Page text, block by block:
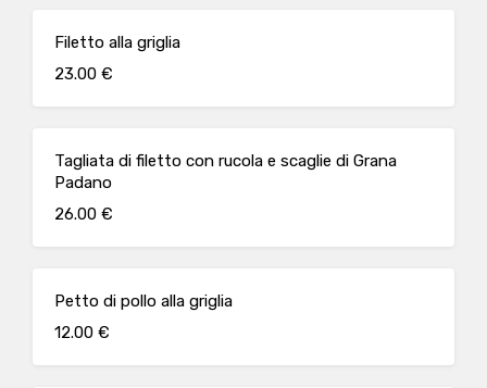
Filetto alla griglia
23.00 €
Tagliata di filetto con rucola e scaglie di Grana
Padano
26.00 €
Petto di pollo alla griglia
12.00 €